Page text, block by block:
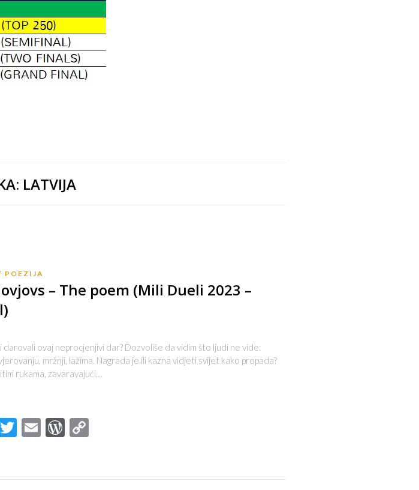
LATVIJA
POEZIJA
– The poem (Mili Dueli 2023 –
darovali ovaj neprocjenjivi dar? Dozvoliše da vidim što ljudi ne vide:
mržnji, lažima. Nagrada je ili kazna vidjeti svijet kako propada?
rukama, zavaravajući…
Twitter
EmailWordPress